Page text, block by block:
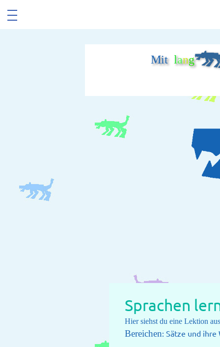
Mitlang
Sprachen
Hier siehst du eine Lektion
Bereichen: Sätze und